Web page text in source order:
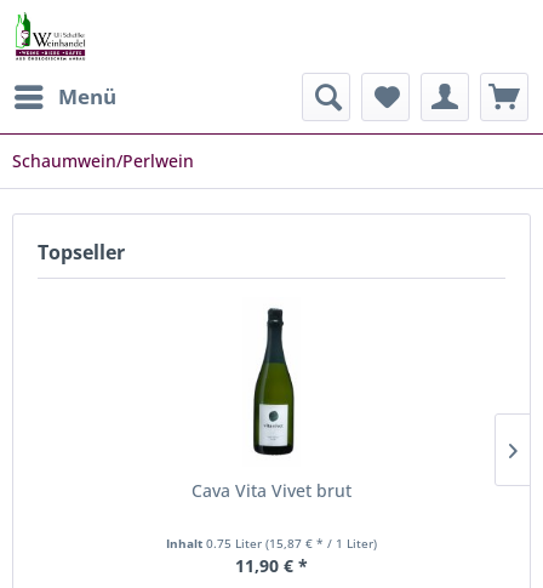
Menü
Schaumwein/Perlwein
Topseller
Cava Vita Vivet brut
Inhalt 0.75 Liter (15,87 € * / 1 Liter)
11,90 € *